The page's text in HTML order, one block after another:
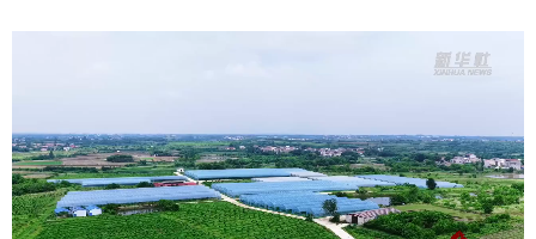
科技 科创 量子 体育
访谈 视频 图片 政务
法律 中央文件 金融 汽车